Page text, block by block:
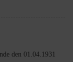
den 01.04.1931